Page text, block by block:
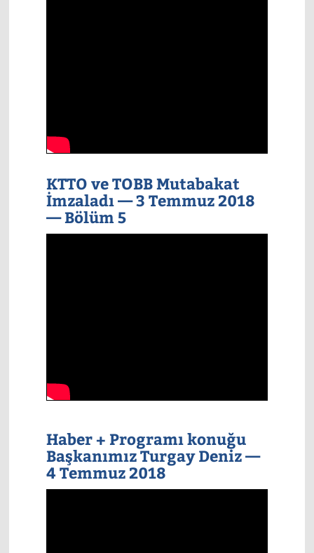
KTTO ve TOBB Mutabakat
İmzaladı — 3 Temmuz 2018
— Bölüm 5
Haber + Programı konuğu
Başkanımız Turgay Deniz —
4 Temmuz 2018